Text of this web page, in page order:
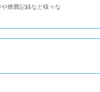
燃費記録など様々な